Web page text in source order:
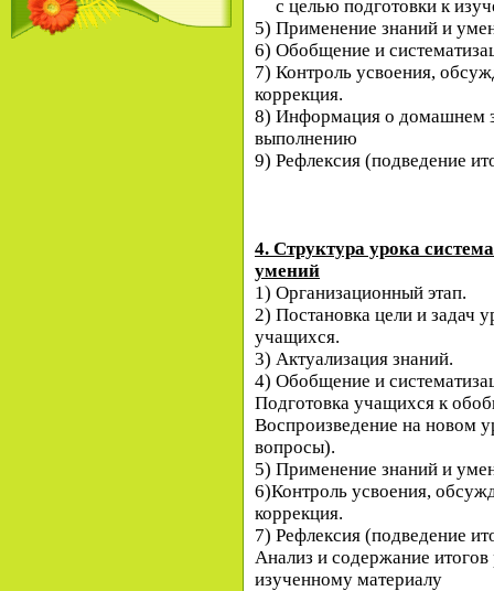
с целью подготовки к
5) Применение знаний и
6) Обобщение и
7) Контроль усвоения,
коррекция.
8) Информация о домашнем
выполнению
9) Рефлексия (подведение
4. Структура урока
умений
1) Организационный этап.
2) Постановка цели и задач
учащихся.
3) Актуализация знаний.
4) Обобщение и
Подготовка учащихся к
Воспроизведение на новом
вопросы).
5) Применение знаний и
6)Контроль усвоения,
коррекция.
7) Рефлексия (подведение
Анализ и содержание
изученному материалу